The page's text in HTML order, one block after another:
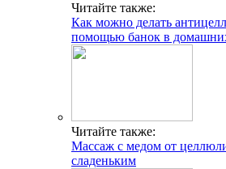
Читайте также:
Как можно делать
помощью банок в
Читайте также:
Массаж с медом от
сладеньким